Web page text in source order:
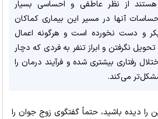
هستند از نظر عاطفی و احساسی بسیار
آنها در مسیر این بیماری کماکان
بکر و دست نخورده است و هرگونه اعمال
نگرفتن و ابراز تنفر به فردی که دچار
رفتاری بیشتری شده و فرآیند درمان را
می‌کند.
را دیده باشید، حتماً گفتگوی زوج جوان را